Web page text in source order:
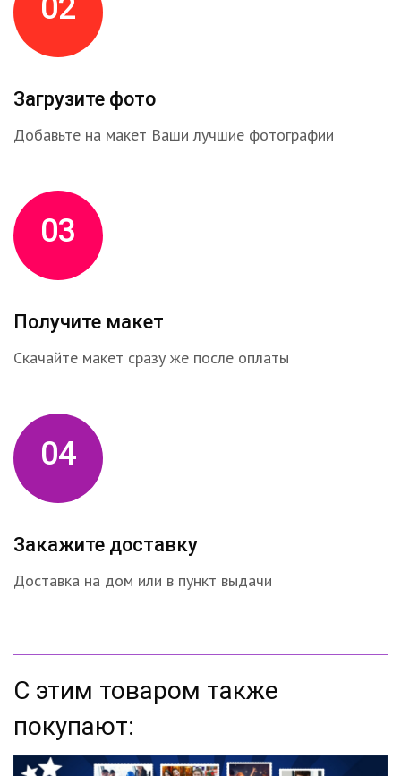
02
Загрузите фото
Добавьте на макет Ваши лучшие фотографии
03
Получите макет
Скачайте макет сразу же после оплаты
04
Закажите доставку
Доставка на дом или в пункт выдачи
С этим товаром также
покупают: